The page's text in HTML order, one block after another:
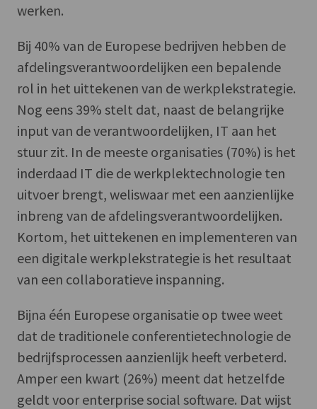
werken.
Bij 40% van de Europese bedrijven hebben de
afdelingsverantwoordelijken een bepalende
rol in het uittekenen van de werkplekstrategie.
Nog eens 39% stelt dat, naast de belangrijke
input van de verantwoordelijken, IT aan het
stuur zit. In de meeste organisaties (70%) is het
inderdaad IT die de werkplektechnologie ten
uitvoer brengt, weliswaar met een aanzienlijke
inbreng van de afdelingsverantwoordelijken.
Kortom, het uittekenen en implementeren van
een digitale werkplekstrategie is het resultaat
van een collaboratieve inspanning.
Bijna één Europese organisatie op twee weet
dat de traditionele conferentietechnologie de
bedrijfsprocessen aanzienlijk heeft verbeterd.
Amper een kwart (26%) meent dat hetzelfde
geldt voor enterprise social software. Dat wijst